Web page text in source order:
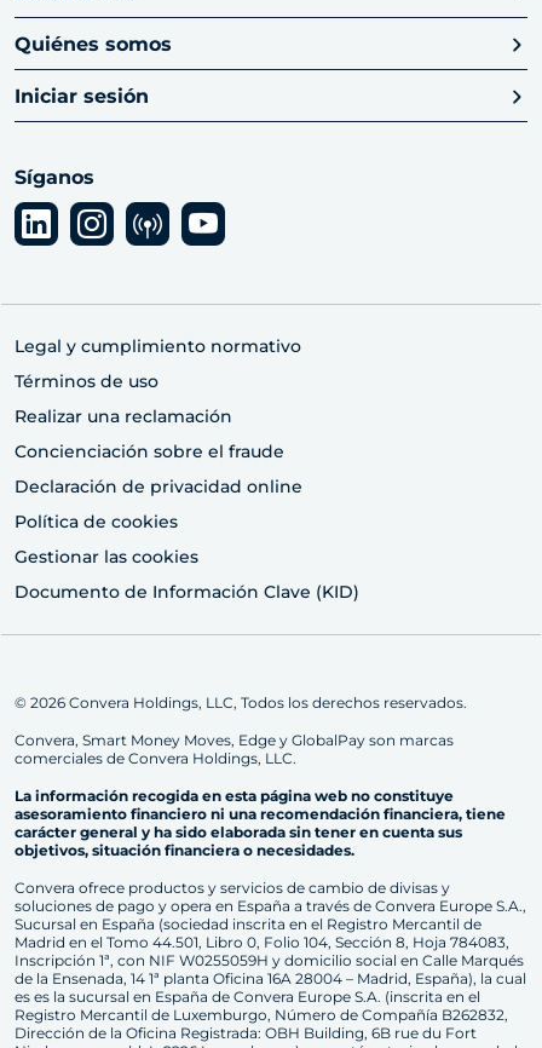
Quiénes somos
Iniciar sesión
Síganos
Legal y cumplimiento normativo
Términos de uso
Realizar una reclamación
Concienciación sobre el fraude
Declaración de privacidad online
Política de cookies
Gestionar las cookies
Documento de Información Clave (KID)
© 2026 Convera Holdings, LLC, Todos los derechos reservados.
Convera, Smart Money Moves, Edge y GlobalPay son marcas
comerciales de Convera Holdings, LLC.
La información recogida en esta página web no constituye
asesoramiento financiero ni una recomendación financiera, tiene
carácter general y ha sido elaborada sin tener en cuenta sus
objetivos, situación financiera o necesidades.
Convera ofrece productos y servicios de cambio de divisas y
soluciones de pago y opera en España a través de Convera Europe S.A.,
Sucursal en España (sociedad inscrita en el Registro Mercantil de
Madrid en el Tomo 44.501, Libro 0, Folio 104, Sección 8, Hoja 784083,
Inscripción 1ª, con NIF W0255059H y domicilio social en Calle Marqués
de la Ensenada, 14 1ª planta Oficina 16A 28004 – Madrid, España), la cual
es es la sucursal en España de Convera Europe S.A. (inscrita en el
Registro Mercantil de Luxemburgo, Número de Compañía B262832,
Dirección de la Oficina Registrada: OBH Building, 6B rue du Fort